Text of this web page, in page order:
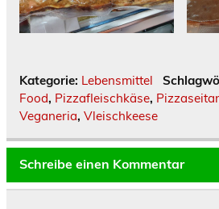
Kategorie: Lebensmittel
Food, Pizzafleischkäse,
Veganeria, Vleischkeese
Schreibe einen Kommentar